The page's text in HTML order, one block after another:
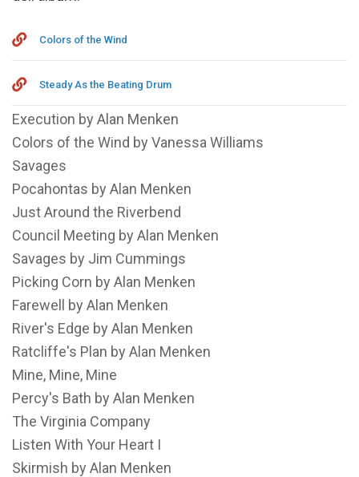
Colors of the Wind
Steady As the Beating Drum
Execution by Alan Menken
Colors of the Wind by Vanessa Williams
Savages
Pocahontas by Alan Menken
Just Around the Riverbend
Council Meeting by Alan Menken
Savages by Jim Cummings
Picking Corn by Alan Menken
Farewell by Alan Menken
River's Edge by Alan Menken
Ratcliffe's Plan by Alan Menken
Mine, Mine, Mine
Percy's Bath by Alan Menken
The Virginia Company
Listen With Your Heart I
Skirmish by Alan Menken